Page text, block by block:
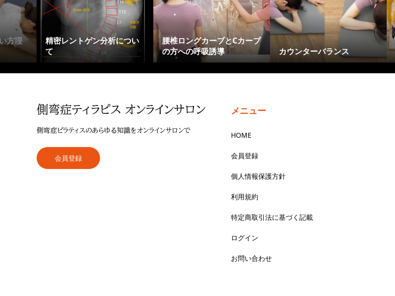
方理
精密レントゲン分析につい
て
腰椎ロングカーブとCカーブ
の方への呼吸誘導
カウンターバランス
側弯症ティラピス オンラインサロン
側弯症ピラティスのあらゆる知識をオンラインサロンで
会員登録
メニュー
HOME
会員登録
個人情報保護方針
利用規約
特定商取引法に基づく記載
ログイン
お問い合わせ